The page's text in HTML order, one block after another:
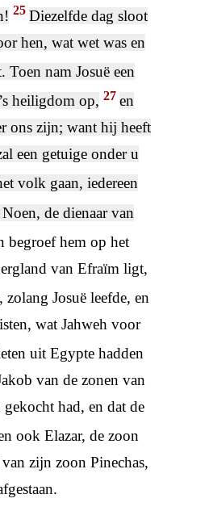
25Diezelfde dag sloot
hen, wat wet was en
nam Josuë een
heiligdom op, 27 en
ons zijn; want hij heeft
een getuige onder u
volk gaan, iedereen
de dienaar van
begroef hem op het
van Efraïm ligt,
Josuë leefde, en
wat Jahweh voor
uit Egypte hadden
van de zonen van
had, en dat de
ook Elazar, de zoon
zijn zoon Pinechas,